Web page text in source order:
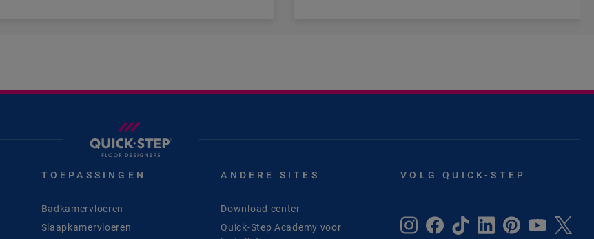
TOEPASSINGEN
Badkamervloeren
Slaapkamervloeren
ANDERE SITES
Download center
Quick-Step Academy voor
VOLG QUICK-STEP